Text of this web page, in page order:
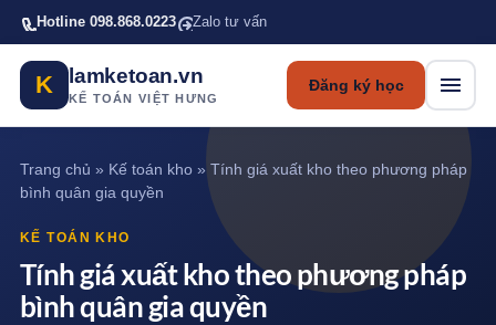
Bỏ qua tới nội dung chính
Hotline 098.868.0223 Zalo tư vấn
K lamketoan.vn
KẾ TOÁN VIỆT HƯNG
Đăng ký học
Trang chủ » Kế toán kho» Tính giá xuất kho theo phương pháp
bình quân gia quyền
KẾ TOÁN KHO
Tính giá xuất kho theo phương pháp
bình quân gia quyền